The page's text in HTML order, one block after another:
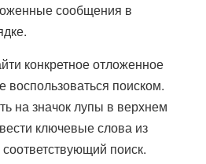
сообщения в
конкретное отложенное
поиском.
на значок лупы в верхнем
ключевые слова из
поиск.